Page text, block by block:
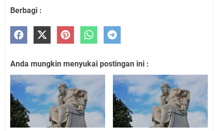
Berbagi :
Anda mungkin menyukai postingan ini :